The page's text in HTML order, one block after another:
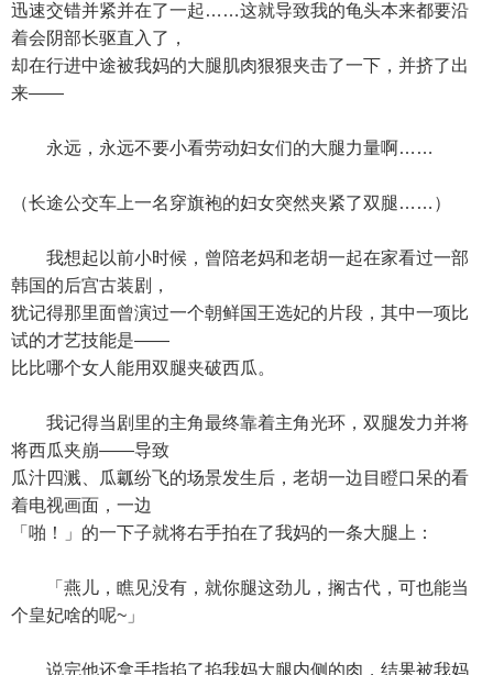
迅速交错并紧并在了一起……这就导致我的龟头本来都要沿
着会阴部长驱直入了，
却在行进中途被我妈的大腿肌肉狠狠夹击了一下，并挤了出
来——
永远，永远不要小看劳动妇女们的大腿力量啊……
（长途公交车上一名穿旗袍的妇女突然夹紧了双腿……）
我想起以前小时候，曾陪老妈和老胡一起在家看过一部
韩国的后宫古装剧，
犹记得那里面曾演过一个朝鲜国王选妃的片段，其中一项比
试的才艺技能是——
比比哪个女人能用双腿夹破西瓜。
我记得当剧里的主角最终靠着主角光环，双腿发力并将
将西瓜夹崩——导致
瓜汁四溅、瓜瓤纷飞的场景发生后，老胡一边目瞪口呆的看
着电视画面，一边
「啪！」的一下子就将右手拍在了我妈的一条大腿上：
「燕儿，瞧见没有，就你腿这劲儿，搁古代，可也能当
个皇妃啥的呢~」
说完他还拿手指掐了掐我妈大腿内侧的肉，结果被我妈